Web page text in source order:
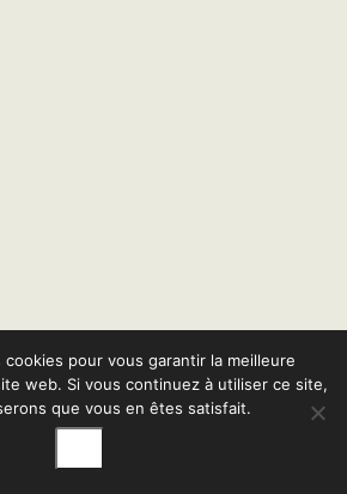
pour vous garantir la meilleure
web. Si vous continuez à utiliser ce site,
que vous en êtes satisfait.